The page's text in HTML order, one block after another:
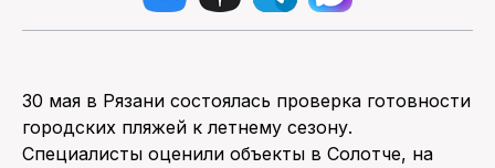
30 мая в Рязани состоялась проверка готовности
городских пляжей к летнему сезону.
Специалисты оценили объекты в Солотче, на